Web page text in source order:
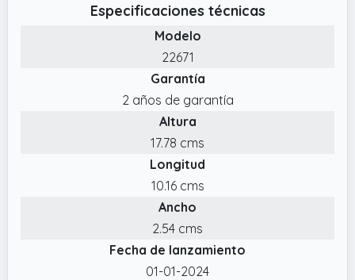
en los dados gana el juego
✔️ Los juegos de regalo de Ravensburger
están especialmente adaptados a los
diferentes grupos de edad y convencen por
su alta calidad. El tamaño es especialmente
bueno para llevar de viaje o de viaje
✔️ Este juego de carreras de dados es ideal
para 24 jugadores a partir de 3 años que son
grandes fans de la serie Paw Patrol con
Chase, Marshall, Everest y Sky
Especificaciones técnicas
Modelo
22671
Garantía
2 años de garantía
Altura
17.78 cms
Longitud
10.16 cms
Ancho
2.54 cms
Fecha de lanzamiento
01-01-2024